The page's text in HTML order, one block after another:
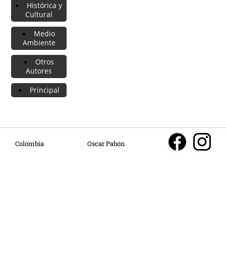
Histórica y
Cultural
Medio
Ambiente
Otros
Autores
Principal
Colombia Oscar Pabón